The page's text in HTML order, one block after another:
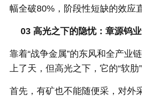
幅全破80%，阶段性短缺的效应
03 高光之下的隐忧：章源钨
靠着“战争金属”的东风和全产业
上了天，但高光之下，它的“软肋
首先，有矿也不能随便采，对外